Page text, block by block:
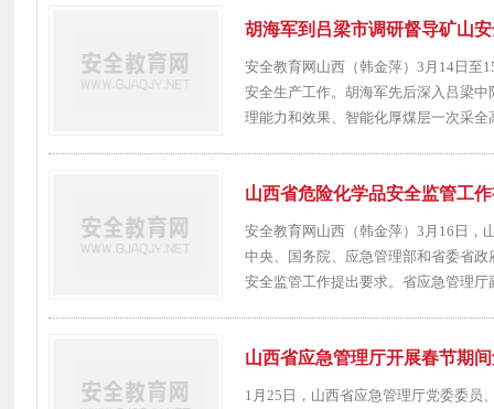
胡海军到吕梁市调研督导矿山
安全教育网山西（韩金萍）3月14日至
安全生产工作。胡海军先后深入吕梁
理能力和效果、智能化厚煤层一次采
山西省危险化学品安全监管工
安全教育网山西（韩金萍）3月16日，
中央、国务院、应急管理部和省委省
安全监管工作提出要求。省应急管理厅
山西省应急管理厅开展春节期
1月25日，山西省应急管理厅党委委员